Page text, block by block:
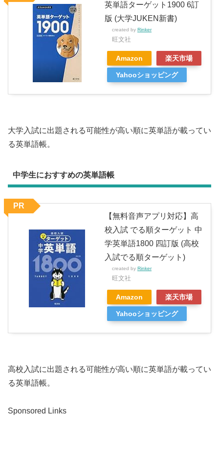
英単語ターゲット1900 6訂
版 (大学JUKEN新書)
created by Rinker
旺文社
Amazon 楽天市場
Yahooショッピング
大学入試に出題される可能性が高い順に英単語が載ってい
る英単語帳。
中学生におすすめの英単語帳
【無料音声アプリ対応】高
校入試 でる順ターゲット 中
学英単語1800 四訂版 (高校
入試でる順ターゲット)
created by Rinker
旺文社
Amazon 楽天市場
Yahooショッピング
PR
高校入試に出題される可能性が高い順に英単語が載ってい
る英単語帳。
Sponsored Links